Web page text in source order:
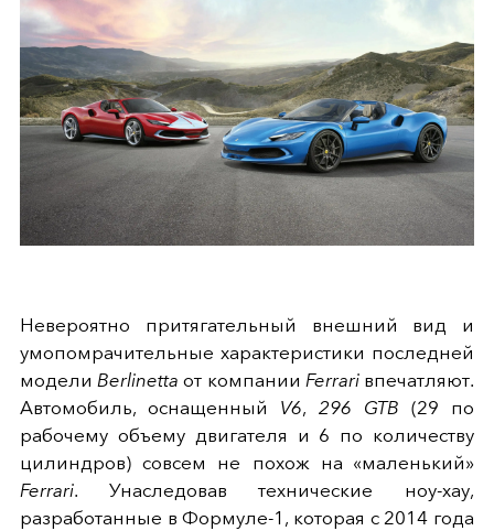
Невероятно притягательный внешний вид и
умопомрачительные характеристики последней
моделиBerlinetta от компании Ferrariвпечатляют.
Автомобиль,оснащенный V6, 296 GTB (29 по
рабочему объему двигателя и 6 по количеству
цилиндров) совсем не похож на «маленький»
Ferrari. Унаследовав технические ноу-хау,
разработанные в Формуле-1, которая с 2014 года